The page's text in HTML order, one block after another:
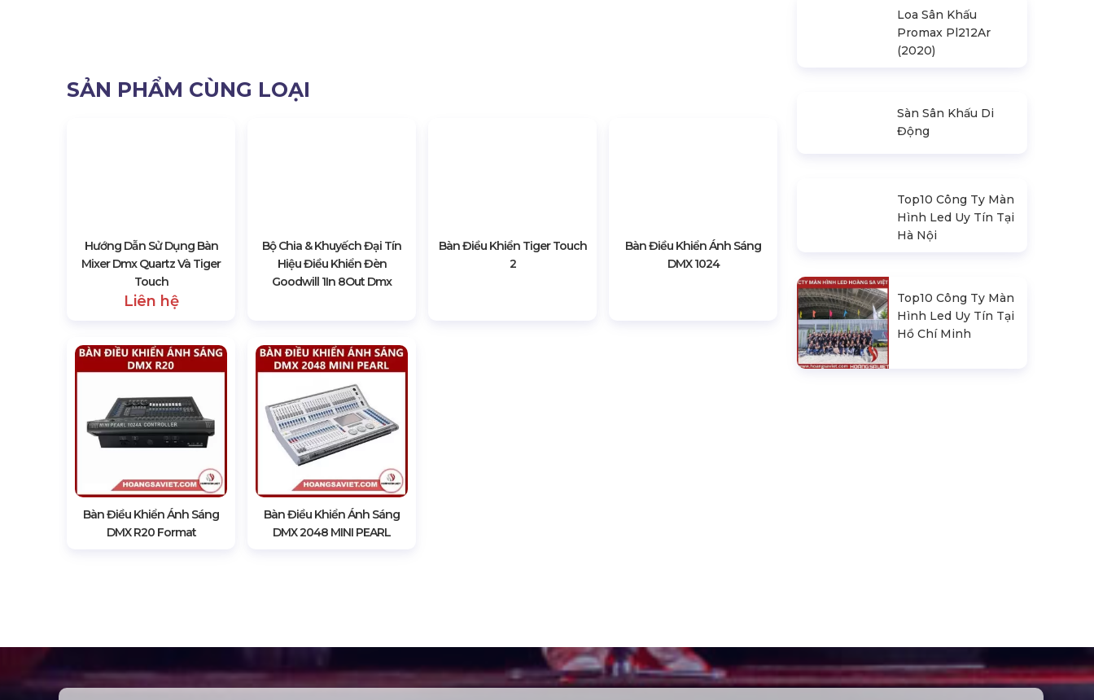
Bàn Tiger Touch và hướng dẫn cách sử dụng
SẢN PHẨM CÙNG LOẠI
Hướng Dẫn Sử Dụng Bàn
Mixer Dmx Quartz Và Tiger
Liên hệ
Bộ Chia & Khuyếch Đại Tín
Hiệu Điều Khiển Đèn
Giác 3M X 3M
Moving Head Beam
380
Loa Sân Khấu
Promax Pl212Ar
Sàn Sân Khấu Di